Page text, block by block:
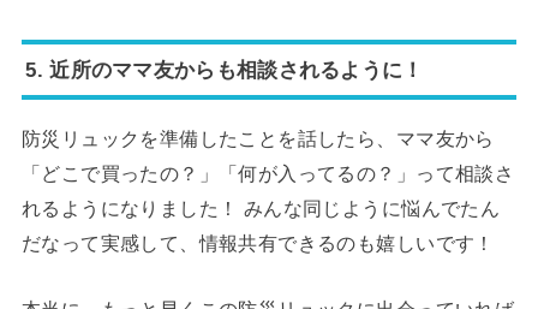
5. 近所のママ友からも相談されるように！
防災リュックを準備したことを話したら、ママ友から
「どこで買ったの？」「何が入ってるの？」って相談さ
れるようになりました！ みんな同じように悩んでたん
だなって実感して、情報共有できるのも嬉しいです！